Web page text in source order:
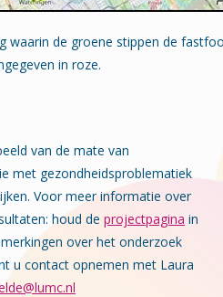
waarin de groene stippen de
in roze.
van de mate van
met gezondheidsproblematiek
Voor meer informatie over
houd de projectpagina in
over het onderzoek
u contact opnemen met Laura